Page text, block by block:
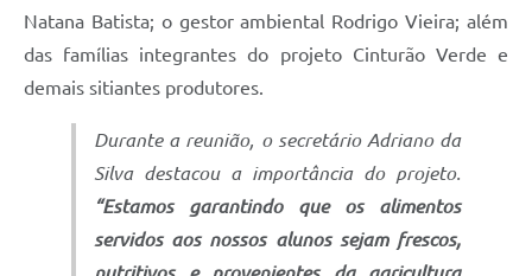
Natana Batista; o gestor ambiental Rodrigo Vieira; além
das famílias integrantes do projeto Cinturão Verde e
demais sitiantes produtores.
Durante a reunião, o secretário Adriano da
Silva destacou a importância do projeto.
“Estamos garantindo que os alimentos
servidos aos nossos alunos sejam frescos,